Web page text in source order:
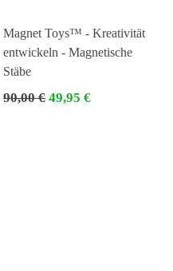
Magnet Toys™ - Kreativität
entwickeln - Magnetische
Stäbe
Normaler
90,00 € 49,95 €